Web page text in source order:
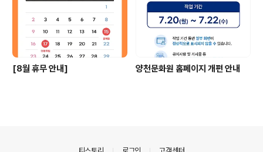
[8월 휴무 안내] 양천문화원 홈페이지 개편 안내